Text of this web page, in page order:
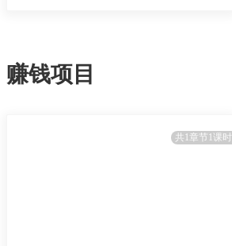
赚钱项目
共1章节1课时